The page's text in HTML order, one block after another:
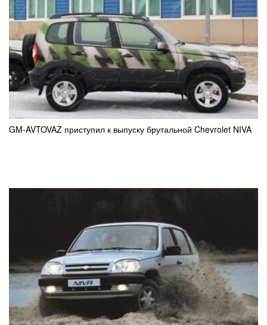
GM-AVTOVAZ приступил к выпуску брутальной Chevrolet NIVA